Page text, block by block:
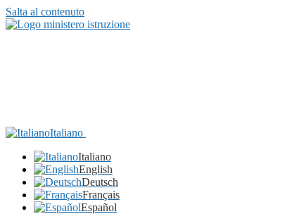
Salta al contenuto
Italiano
Italiano
English
Deutsch
Français
Español